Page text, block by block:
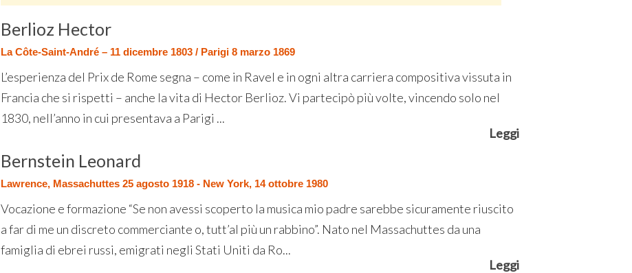
Berlioz Hector
La Côte-Saint-André – 11 dicembre 1803 / Parigi 8 marzo 1869
L’esperienza del Prix de Rome segna – come in Ravel e in ogni altra carriera compositiva vissuta in
Francia che si rispetti – anche la vita di Hector Berlioz. Vi partecipò più volte, vincendo solo nel
1830, nell’anno in cui presentava a Parigi ...
Leggi
Bernstein Leonard
Lawrence, Massachuttes 25 agosto 1918 - New York, 14 ottobre 1980
Vocazione e formazione “Se non avessi scoperto la musica mio padre sarebbe sicuramente riuscito
a far di me un discreto commerciante o, tutt’al più un rabbino”. Nato nel Massachuttes da una
famiglia di ebrei russi, emigrati negli Stati Uniti da Ro...
Leggi